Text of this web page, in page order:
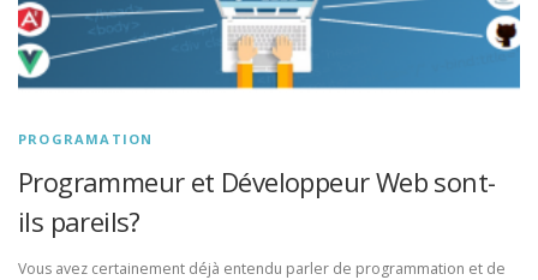
PROGRAMATION
Programmeur et Développeur Web sont-
ils pareils?
Vous avez certainement déjà entendu parler de programmation et de